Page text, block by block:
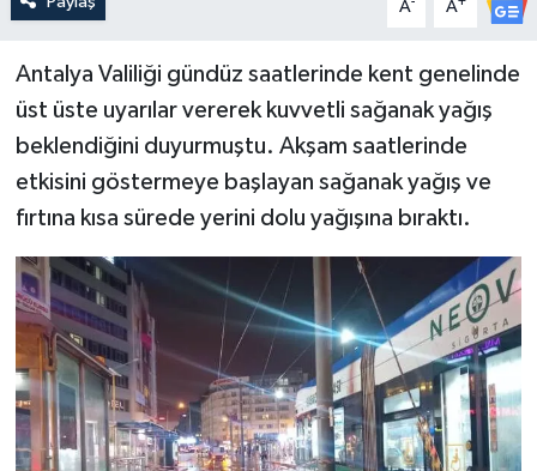
A A
Antalya Valiliği gündüz saatlerinde kent genelinde
üst üste uyarılar vererek kuvvetli sağanak yağış
beklendiğini duyurmuştu. Akşam saatlerinde
etkisini göstermeye başlayan sağanak yağış ve
fırtına kısa sürede yerini dolu yağışına bıraktı.